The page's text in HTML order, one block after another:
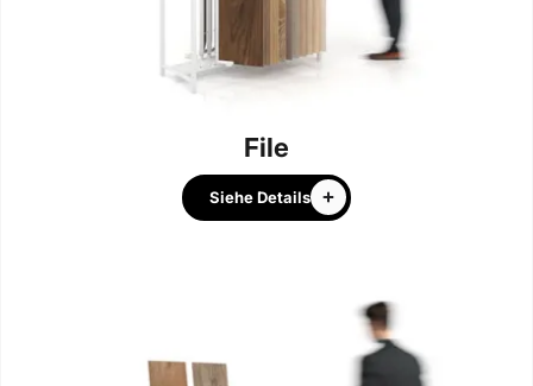
File
Siehe Details